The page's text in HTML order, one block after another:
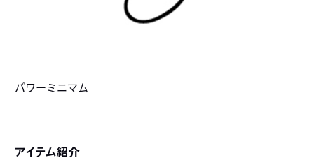
パワーミニマム
アイテム紹介